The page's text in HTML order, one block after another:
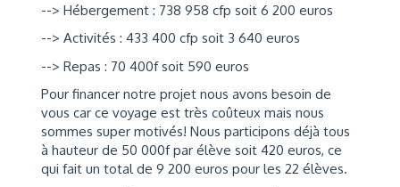
--> Hébergement : 738 958 cfp soit 6 200 euros
--> Activités : 433 400 cfp soit 3 640 euros
--> Repas : 70 400f soit 590 euros
Pour financer notre projet nous avons besoin de
vous car ce voyage est très coûteux mais nous
sommes super motivés! Nous participons déjà tous
à hauteur de 50 000f par élève soit 420 euros, ce
qui fait un total de 9 200 euros pour les 22 élèves.